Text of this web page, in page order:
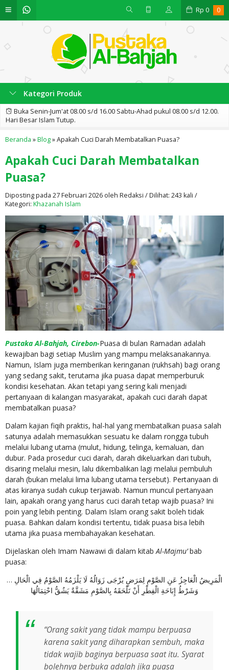
Rp 0 0
Kategori Produk
Buka Senin-Jum'at 08.00 s/d 16.00 Sabtu-Ahad pukul 08.00 s/d 12.00.
Hari Besar Islam Tutup.
Beranda »Blog»Apakah Cuci Darah Membatalkan Puasa?
Apakah Cuci Darah Membatalkan
Puasa?
Diposting pada 27 Februari 2026 oleh Redaksi / Dilihat: 243 kali /
Kategori: Khazanah Islam
Pustaka Al-Bahjah, Cirebon-Puasa di bulan Ramadan adalah
kewajiban bagi setiap Muslim yang mampu melaksanakannya.
Namun, Islam juga memberikan keringanan (rukhsah) bagi orang
yang sedang sakit, terutama jika puasa dapat memperburuk
kondisi kesehatan. Akan tetapi yang sering kali menjadi
pertanyaan di kalangan masyarakat, apakah cuci darah dapat
membatalkan puasa?
Dalam kajian fiqih praktis, hal-hal yang membatalkan puasa salah
satunya adalah memasukkan sesuatu ke dalam rongga tubuh
melalui lubang utama (mulut, hidung, telinga, kemaluan, dan
dubur. Pada prosedur cuci darah, darah dikeluarkan dari tubuh,
disaring melalui mesin, lalu dikembalikan lagi melalui pembuluh
darah (bukan melalui lima lubang utama tersebut). Pertanyaan di
atas kiranya sudah cukup terjawab. Namun muncul pertanyaan
lain, apakah orang yang harus cuci darah tetap wajib puasa? Ini
poin yang lebih penting. Dalam Islam orang sakit boleh tidak
puasa. Bahkan dalam kondisi tertentu, tidak puasa bisa lebih
utama jika puasa membahayakan kesehatan.
Dijelaskan oleh Imam Nawawi di dalam kitab Al-Majmu’bab
puasa:
الْمَرِيضُ الْعَاجِزُ عَنِ الصَّوْمِ لِمَرَضٍ يُرْجَى زَوَالُهُ لَا يَلْزَمُهُ الصَّوْمُ فِي الْحَالِ …
وَشَرْطُ إِبَاحَةِ الْفِطْرِ أَنْ تَلْحَقَهُ بِالصَّوْمِ مَشَقَّةٌ يَشُقُّ احْتِمَالُهَا
“Orang sakit yang tidak mampu berpuasa
karena sakit yang diharapkan sembuh, maka
tidak wajib baginya berpuasa saat itu. Syarat
bolehnya berbuka adalah jika puasa